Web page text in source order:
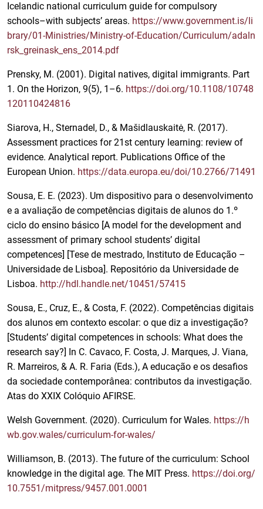
Icelandic national curriculum guide for compulsory
schools–with subjects’ areas. https://www.government.is/li
brary/01-Ministries/Ministry-of-Education/Curriculum/adaln
rsk_greinask_ens_2014.pdf
Prensky, M. (2001). Digital natives, digital immigrants. Part
1. On the Horizon, 9(5), 1–6. https://doi.org/10.1108/10748
120110424816
Siarova, H., Sternadel, D., & Mašidlauskaitė, R. (2017).
Assessment practices for 21st century learning: review of
evidence. Analytical report. Publications Office of the
European Union. https://data.europa.eu/doi/10.2766/71491
Sousa, E. E. (2023). Um dispositivo para o desenvolvimento
e a avaliação de competências digitais de alunos do 1.º
ciclo do ensino básico [A model for the development and
assessment of primary school students’ digital
competences] [Tese de mestrado, Instituto de Educação –
Universidade de Lisboa]. Repositório da Universidade de
Lisboa. http://hdl.handle.net/10451/57415
Sousa, E., Cruz, E., & Costa, F. (2022). Competências digitais
dos alunos em contexto escolar: o que diz a investigação?
[Students’ digital competences in schools: What does the
research say?] In C. Cavaco, F. Costa, J. Marques, J. Viana,
R. Marreiros, & A. R. Faria (Eds.), A educação e os desafios
da sociedade contemporânea: contributos da investigação.
Atas do XXIX Colóquio AFIRSE.
Welsh Government. (2020). Curriculum for Wales. https://h
wb.gov.wales/curriculum-for-wales/
Williamson, B. (2013). The future of the curriculum: School
knowledge in the digital age. The MIT Press. https://doi.org/
10.7551/mitpress/9457.001.0001